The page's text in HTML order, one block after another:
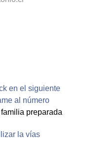
en el siguiente
al número
preparada
la vías